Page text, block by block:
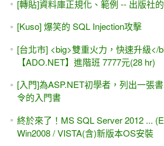
如何在移除並重新安裝 IIS 之後，修復
（Mapping）
[好書推薦][.NET]進入IT產業必讀的
ASP.NET(Visual Studio) --
與錯誤解決
[台北]5/17(雙週日) Allen Kuo 的
(遠距教學)
[RWD] GridView搭配 FooTable